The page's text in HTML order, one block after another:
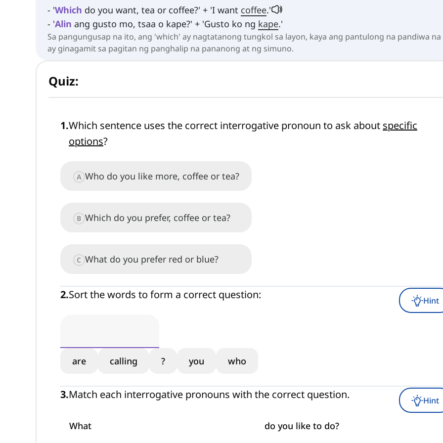
- 'Which do you want, tea or coffee?' + 'I want coffee.'
- 'Alin ang gusto mo, tsaa o kape?' + 'Gusto ko ng kape.'
Sa pangungusap na ito, ang 'which' ay nagtatanong tungkol sa layon, kaya ang pantulong na pandiwa
ay ginagamit sa pagitan ng panghalip na pananong at ng simuno.
Quiz:
1.Which sentence uses the correct interrogative pronoun to ask about specific
options?
A Who do you like more, coffee or tea?
B Which do you prefer, coffee or tea?
C What do you prefer red or blue?
2.Sort the words to form a correct question: Hint
are calling ? you who
3.Match each interrogative pronouns with the correct question. Hint
What do you like to do?